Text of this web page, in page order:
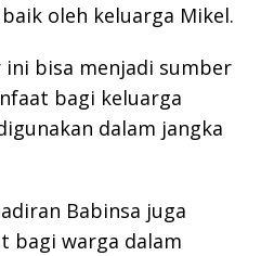
oleh keluarga Mikel.
ini bisa menjadi sumber
bagi keluarga
dalam jangka
Babinsa juga
bagi warga dalam